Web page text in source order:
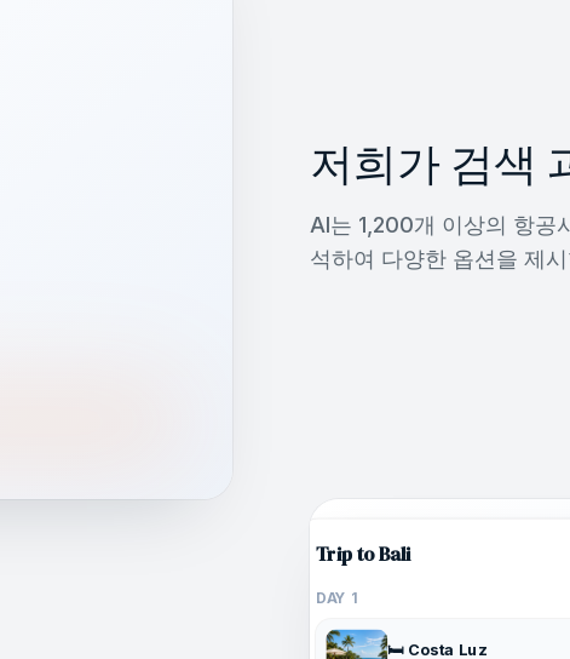
저희가 검색
AI는 1,200개 이상의 항공
석하여 다양한 옵션을 제
Trip to Bali
DAY 1
🛏️ Costa Luz